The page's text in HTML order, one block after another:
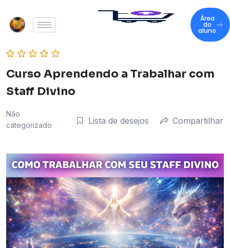
Área
do
aluno
Curso Aprendendo a Trabalhar com
Staff Divino
Não
categorizado
Lista de desejos Compartilhar